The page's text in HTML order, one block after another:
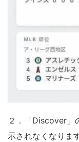
２．「Discover」
示されなくなります